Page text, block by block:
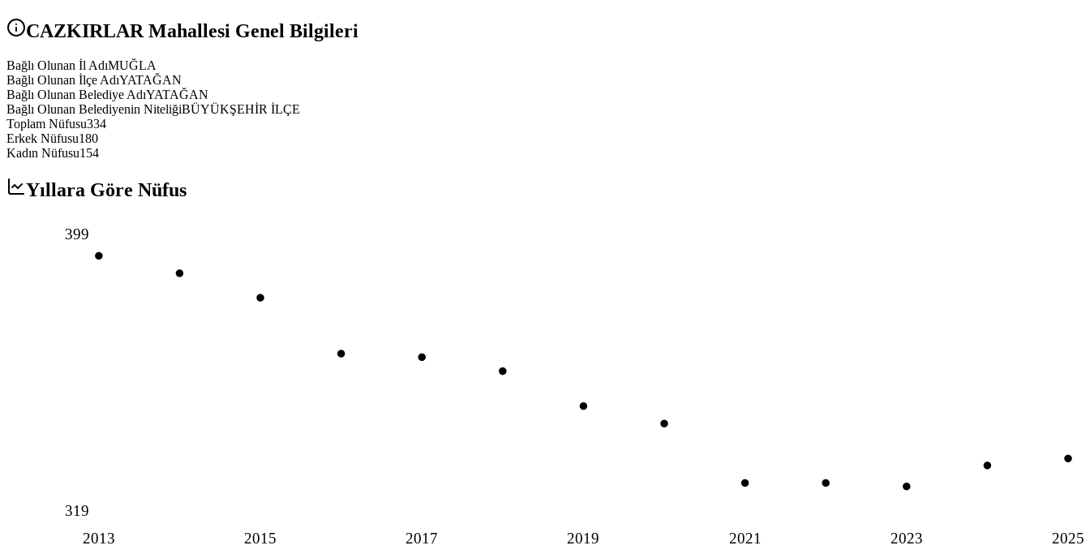
CAZKIRLARMahallesi Genel Bilgileri
Bağlı Olunan İl AdıMUĞLA
Bağlı Olunan İlçe AdıYATAĞAN
Bağlı Olunan Belediye AdıYATAĞAN
Bağlı Olunan Belediyenin NiteliğiBÜYÜKŞEHİR İLÇE
Toplam Nüfusu334
Erkek Nüfusu180
Kadın Nüfusu154
Yıllara Göre Nüfus
2013 2015 2017 2019 2021 2023 2025
399
319